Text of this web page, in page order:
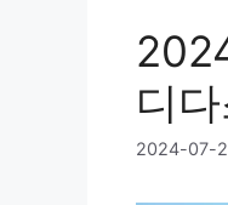
디
2024-07-